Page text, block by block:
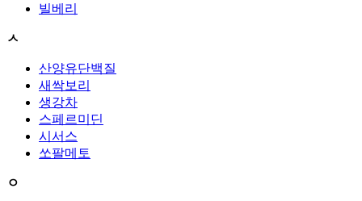
빌베리
ㅅ
산양유단백질
새싹보리
생강차
스페르미딘
시서스
쏘팔메토
ㅇ